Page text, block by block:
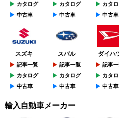
カタログ
中古車
カタログ
中古車
カタ
中古車
スズキ
記事一覧
カタログ
中古車
スバル
記事一覧
カタログ
中古車
ダイハ
記事
カタ
中古車
輸入自動車メーカー